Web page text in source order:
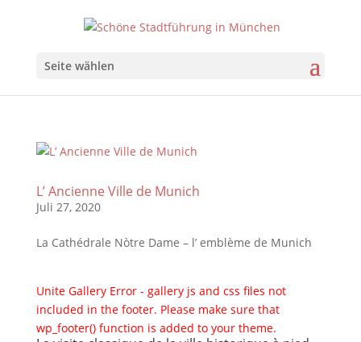
Seite wählen
L’ Ancienne Ville de Munich
Juli 27, 2020
La Cathédrale Nòtre Dame – l’ emblème de Munich
Unite Gallery Error - gallery js and css files not
included in the footer. Please make sure that
wp_footer() function is added to your theme.